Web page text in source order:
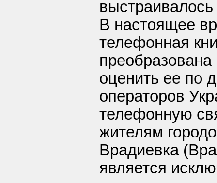
В настоящее
телефонная
оценить ее по
операторов
телефонную
жителям
Врадиевка
является